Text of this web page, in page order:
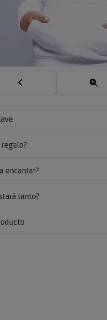
regalo?
encantar?
tanto?